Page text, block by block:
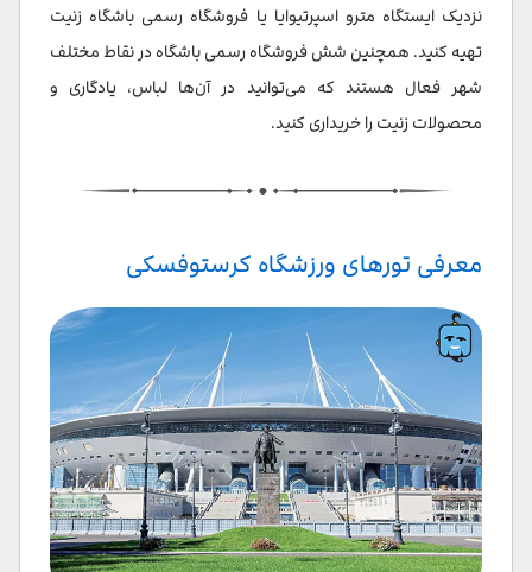
نزدیک ایستگاه مترو اسپرتیوایا یا فروشگاه رسمی باشگاه زنیت
تهیه کنید. همچنین شش فروشگاه رسمی باشگاه در نقاط مختلف
شهر فعال هستند که می‌توانید در آن‌ها لباس، یادگاری و
محصولات زنیت را خریداری کنید.
معرفی تورهای ورزشگاه کرستوفسکی